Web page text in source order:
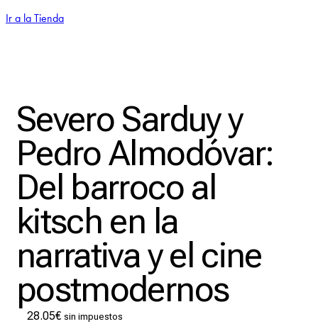
Ir a la Tienda
Severo Sarduy y
Pedro Almodóvar:
Del barroco al
kitsch en la
narrativa y el cine
postmodernos
28.05€ sin impuestos